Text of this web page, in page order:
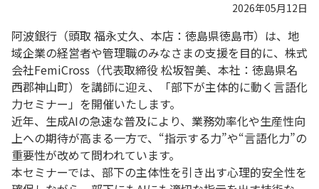
2026年05月12日
阿波銀行（頭取 福永丈久、本店：徳島県徳島市）は、地
域企業の経営者や管理職のみなさまの支援を目的に、株式
会社FemiCross（代表取締役 松坂智美、本社：徳島県名
西郡神山町）を講師に迎え、「部下が主体的に動く言語化
力セミナー」を開催いたします。
近年、生成AIの急速な普及により、業務効率化や生産性向
上への期待が高まる一方で、“指示する力”や“言語化力”の
重要性が改めて問われています。
本セミナーでは、部下の主体性を引き出す心理的安全性を